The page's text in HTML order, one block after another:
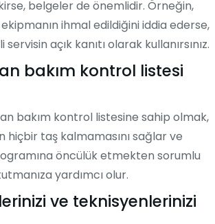
belgeler de önemlidir. Örneğin,
ihmal edildiğini iddia ederse,
açık kanıtı olarak kullanırsınız.
bakım kontrol listesi
bakım kontrol listesine sahip olmak,
taş kalmamasını sağlar ve
öncülük etmekten sorumlu
yardımcı olur.
ve teknisyenlerinizi